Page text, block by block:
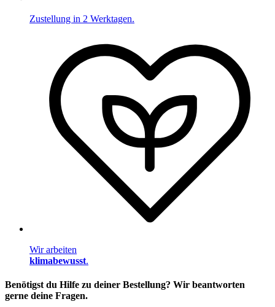
Zustellung in 2 Werktagen.
Wir arbeiten
klimabewusst.
Benötigst du Hilfe zu deiner Bestellung? Wir beantworten
gerne deine Fragen.